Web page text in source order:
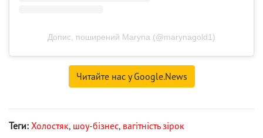
Допис, поширений Maryna (@marynagold1)
Читайте нас у Google.News
Теги: Холостяк, шоу-бізнес, вагітність зірок